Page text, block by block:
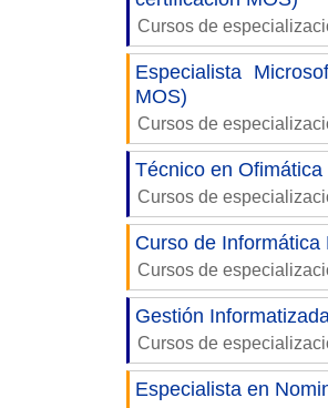
Cursos de
Especialista
MOS)
Cursos de
Técnico en
Cursos de
Curso de Informática
Cursos de
Gestión
Cursos de
Especialista en